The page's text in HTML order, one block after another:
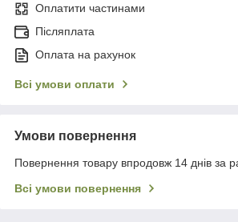
Оплатити частинами
Післяплата
Оплата на рахунок
Всі умови оплати
Умови повернення
Повернення товару впродовж 14 днів за
Всі умови повернення